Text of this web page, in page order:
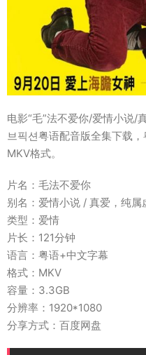
电影“毛”法不爱你/爱情小说/
브픽션粤语配音版全集下载
MKV格式。
片名：毛法不爱你
别名：爱情小说 / 真爱，纯
类型：爱情
片长：121分钟
语言：粤语+中文字幕
格式：MKV
容量：3.3GB
分辨率：1920*1080
分享方式：百度网盘